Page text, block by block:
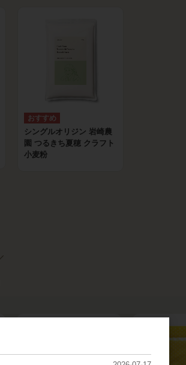
シングルオリジン 岩崎農
園 つるきち夏穂 クラフト
小麦粉